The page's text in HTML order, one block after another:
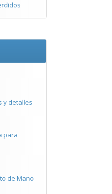
y detalles
para
de Mano